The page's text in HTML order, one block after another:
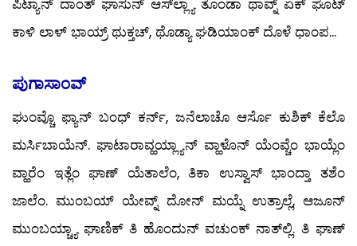
ಪಿಟ್ಯಾನ್ ದಾಂತ್ ಘಾಸುನ್ ಆಸ್‍ಲ್ಲ್ಯಾ ತೊಂಡಾ ಥಾವ್ನ್ ಏಕ್ ಘೊಟ್
ಕಾಳಿ ಲಾಳ್ ಭಾಯ್ರ್ ಥುಕ್ತಚ್, ಥೊಡ್ಯಾ ಘಡಿಯಾಂಕ್ ದೊಳೆ ಧಾಂಪ...
ಪುಗಾಸಾಂವ್
ಘುಂವ್ಚೊ ಫ್ಯಾನ್ ಬಂಧ್ ಕರ್ನ್, ಜನೆಲಾಚೊ ಆರ್ಸೊ ಕುಶಿಕ್ ಕೆಲೊ
ಮರ್ಸಿಬಾಯೆನ್. ಘಾಟಾರಾವ್ಹಯ್ಲ್ಯಾನ್ ವ್ಹಾಳೊನ್ ಯೆಂವ್ಚೆಂ ಭಾಯ್ಲೆಂ
ವ್ಹಾರೆಂ ಇತ್ಲೆಂ ಘಾಣ್ ಯೆತಾಲೆಂ, ತಿಕಾ ಉಸ್ವಾಸ್ ಭಾಂದ್ತಾ ತಶೆಂ
ಜಾಲೆಂ. ಮುಂಬಯ್ ಯೇವ್ನ್ ದೋನ್ ಮಯ್ನೆ ಉತ್ರಾಲ್ಲೆ, ಆಜೂನ್
ಮುಂಬಯ್ಚ್ಯಾ ಘಾಣಿಕ್ ತಿ ಹೊಂದುನ್ ವಚುಂಕ್ ನಾತ್‍ಲ್ಲಿ. ತಿ ಘಾಣ್